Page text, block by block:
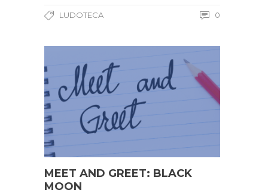
LUDOTECA 0
MEET AND GREET: BLACK
MOON